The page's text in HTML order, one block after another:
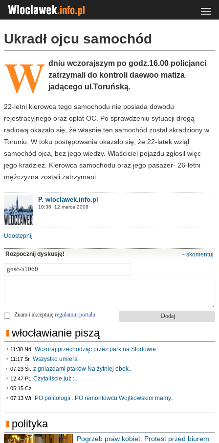
Ukradł ojcu samochód
W dniu wczorajszym po godz.16.00 policjanci
zatrzymali do kontroli daewoo matiza
jadącego ul.Toruńską.
22-letni kierowca tego samochodu nie posiada dowodu
rejestracyjnego oraz opłat OC. Po sprawdzeniu sytuacji drogą
radiową okazało się, że własnie ten samochód został skradziony w
Toruniu. W toku postępowania okazało się, że 22-latek wziął
samochód ojca, bez jego wiedzy. Właściciel pojazdu zgłosił więc
jego kradzież. Kierowca samochodu oraz jego pasażer- 26-letni
mężczyzna zostali zatrzymani.
P. wloclawek.info.pl
10:36, 12 marca 2008
Udostępnij
Rozpocznij dyskusję! + skomentuj
Znam i akceptuję regulamin portalu
włocławianie piszą
11:38 Nd. Wczoraj przechodząc przez park na Słodowie..
11:17 Śr. Wszystko umiera
07:23 Śr. z gniazdami ptaków Na żytniej obok..
12:47 Pt. Czytaliście już :..
05:15 Cz. ..
07:13 Wt. PO politologii . PO remontowcu Wojtkowskim mamy..
polityka
Pogrzeb praw kobiet. Protest przed biurem